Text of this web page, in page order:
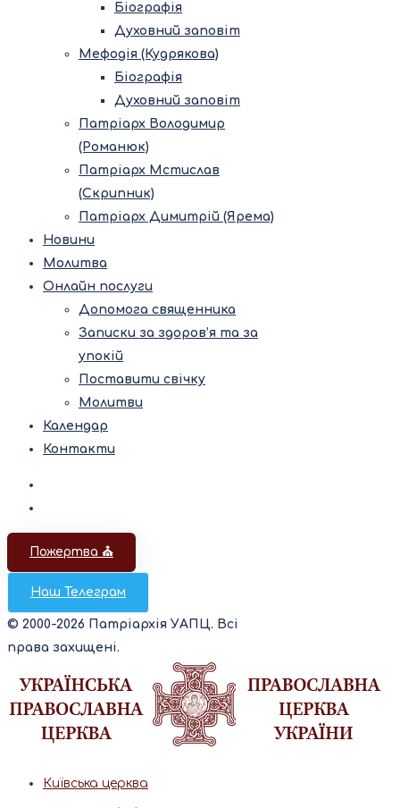
Біографія
Духовний заповіт
Мефодія (Кудрякова)
Біографія
Духовний заповіт
Патріарх Володимир
(Романюк)
Патріарх Мстислав
(Скрипник)
Патріарх Димитрій (Ярема)
Новини
Молитва
Онлайн послуги
Допомога священника
Записки за здоров’я та за
упокій
Поставити свічку
Молитви
Календар
Контакти
Пожертва ⛪️
Наш Телеграм
© 2000-2026 Патріархія УАПЦ. Всі
права захищені.
Київська церква